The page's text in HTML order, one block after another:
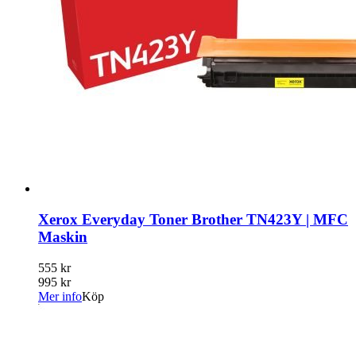
Xerox Everyday Toner Brother TN423Y | MFC
Maskin
555 kr
995 kr
Mer infoKöp